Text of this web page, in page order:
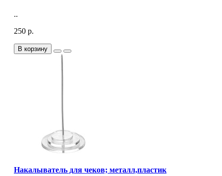
..
250 р.
В корзину
Накалыватель для чеков; металл,пластик